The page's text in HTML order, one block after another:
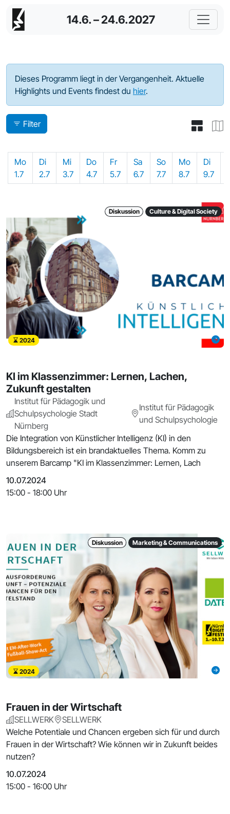
14.6. – 24.6.2027
Programm - 2024
Dieses Programm liegt in der Vergangenheit. Aktuelle
Highlights und Events findest du hier.
Filter
Mo
1.7
Di
2.7
Mi
3.7
Do
4.7
Fr
5.7
Sa
6.7
So
7.7
Mo
8.7
Di
9.7
Diskussion Culture & Digital Society
2024
KI im Klassenzimmer: Lernen, Lachen,
Zukunft gestalten
Institut für Pädagogik und
Schulpsychologie Stadt
Nürnberg
Institut für Pädagogik
und Schulpsychologie
Die Integration von Künstlicher Intelligenz (KI) in den
Bildungsbereich ist ein brandaktuelles Thema. Komm zu
unserem Barcamp "KI im Klassenzimmer: Lernen, Lach
10.07.2024
15:00 - 18:00 Uhr
Diskussion Marketing & Communications
2024
Frauen in der Wirtschaft
SELLWERK
SELLWERK
Welche Potentiale und Chancen ergeben sich für und durch
Frauen in der Wirtschaft? Wie können wir in Zukunft beides
nutzen?
10.07.2024
15:00 - 16:00 Uhr